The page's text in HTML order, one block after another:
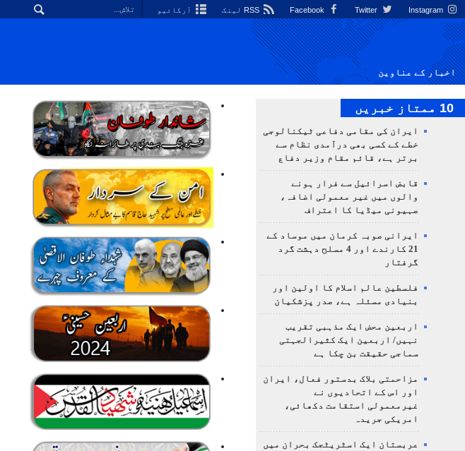
Instagram آرکائیو
اخبار کے عناوین
10 ممتاز خبریں
ایران کی مقامی دفاعی ٹیکنالوجی
خطے کے کسی بھی درآمدی نظام سے
برتر ہے، قائم مقام وزیر دفاع
قابض اسرائیل سے فرار ہونے
والوں میں غیر معمولی اضافہ،
صہیونی میڈیا کا اعتراف
ایرانی صوبہ کرمان میں موساد کے
21 کارندے اور 4 مسلح دہشت گرد
گرفتار
فلسطین عالم اسلام کا اولین اور
بنیادی مسئلہ ہے، صدر پزشکیان
اربعین محض ایک مذہبی تقریب
نہیں/ اربعین ایک کثیرالجہتی
سماجی حقیقت بن چکا ہے
مزاحمتی بلاک بدستور فعال، ایران
اور اس کے اتحادیوں نے
غیرمعمولی استقامت دکھائی،
امریکی جریدہ
عربستان ایک اسٹریٹجک بحران میں